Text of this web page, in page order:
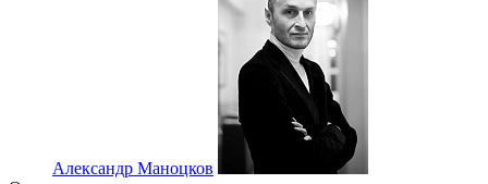
Александр Маноцков